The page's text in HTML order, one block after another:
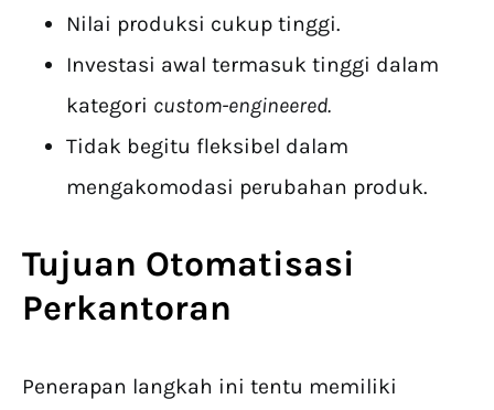
Nilai produksi cukup tinggi.
Investasi awal termasuk tinggi dalam
kategori custom-engineered.
Tidak begitu fleksibel dalam
mengakomodasi perubahan produk.
Tujuan Otomatisasi
Perkantoran
Penerapan langkah ini tentu memiliki